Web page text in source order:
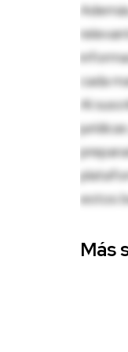
cada
Al
estos
Más